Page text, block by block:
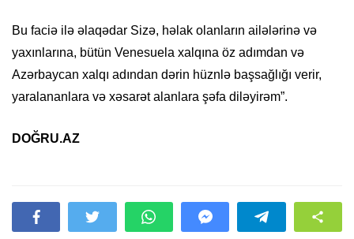
Bu faciə ilə əlaqədar Sizə, həlak olanların ailələrinə və
yaxınlarına, bütün Venesuela xalqına öz adımdan və
Azərbaycan xalqı adından dərin hüznlə başsağlığı verir,
yaralananlara və xəsarət alanlara şəfa diləyirəm”.
DOĞRU.AZ